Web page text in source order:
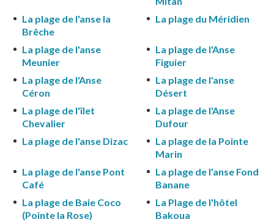
La plage de l'anse la
Brêche
La plage du Méridien
La plage de l'anse
Meunier
La plage de l'Anse
Figuier
La plage de l'Anse
Céron
La plage de l'anse
Désert
La plage de l'îlet
Chevalier
La plage de l'Anse
Dufour
La plage de l'anse Dizac
La plage de la Pointe
Marin
La plage de l'anse Pont
Café
La plage de l'anse Fond
Banane
La plage de Baie Coco
(Pointe la Rose)
La Plage de l'hôtel
Bakoua